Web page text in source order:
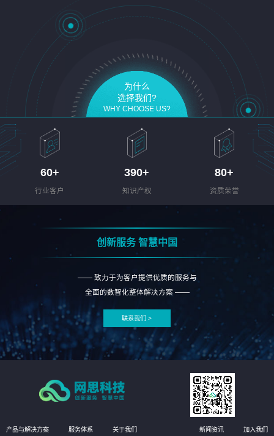
为什么
选择我们?
WHY CHOOSE US?
60+
行业客户
390+
知识产权
80+
资质荣誉
创新服务 智慧中国
—— 致力于为客户提供优质的服务与
全面的数智化整体解决方案 ——
联系我们 >
产品与解决方案 服务体系 关于我们 新闻资讯 加入我们